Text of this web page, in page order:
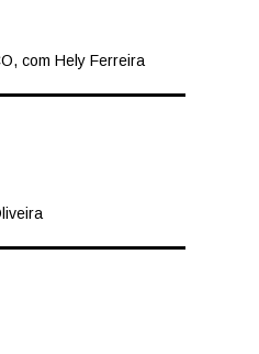
com Hely Ferreira